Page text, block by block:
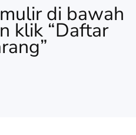
di bawah
klik “Daftar